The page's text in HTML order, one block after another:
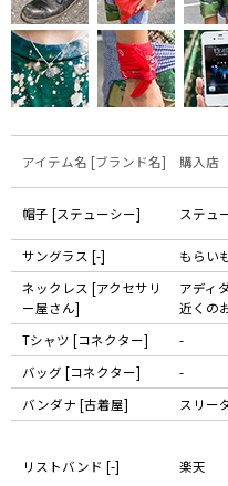
アイテム名 [ブランド名] 購入店
帽子 [ステューシー] ステュ
サングラス [-] もらい
ネックレス [アクセサリ
ー屋さん]
アディ
近くの
Tシャツ [コネクター] -
バッグ [コネクター]
-
バンダナ [古着屋]
スリー
リストバンド [-] 楽天